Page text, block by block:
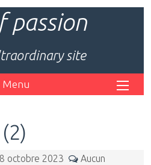
passion
site
Menu
octobre 2023
Aucun